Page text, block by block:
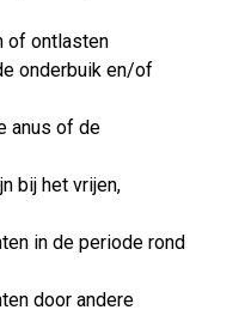
of ontlasten
onderbuik en/of
anus of de
bij het vrijen,
in de periode rond
door andere